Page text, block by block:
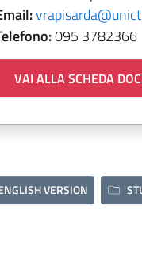
095 3782366
VAI ALLA SCHEDA
VERSION